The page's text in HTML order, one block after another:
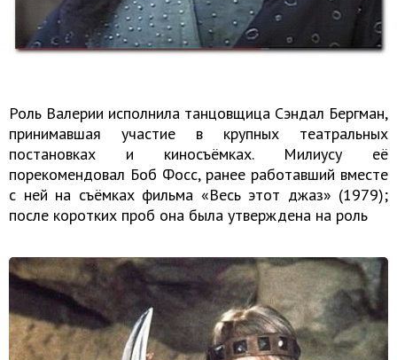
Роль Валерии исполнила танцовщица Сэндал Бергман,
принимавшая участие в крупных театральных
постановках и киносъёмках. Милиусу её
порекомендовал Боб Фосс, ранее работавший вместе
с ней на съёмках фильма «Весь этот джаз» (1979);
после коротких проб она была утверждена на роль